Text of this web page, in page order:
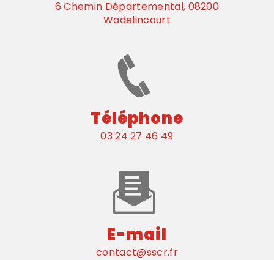
6 Chemin Départemental, 08200
Wadelincourt
Téléphone
03 24 27 46 49
E-mail
contact@sscr.fr